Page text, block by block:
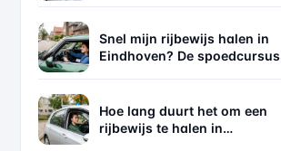
Snel mijn rijbewijs halen in
Eindhoven? De spoedcursus
Hoe lang duurt het om een
rijbewijs te halen in